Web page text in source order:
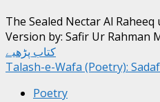
The Sealed Nectar Al
Version by: Safir Ur Rahman
کتاب پڑھیے
Talash-e-Wafa (Poetry):
Poetry